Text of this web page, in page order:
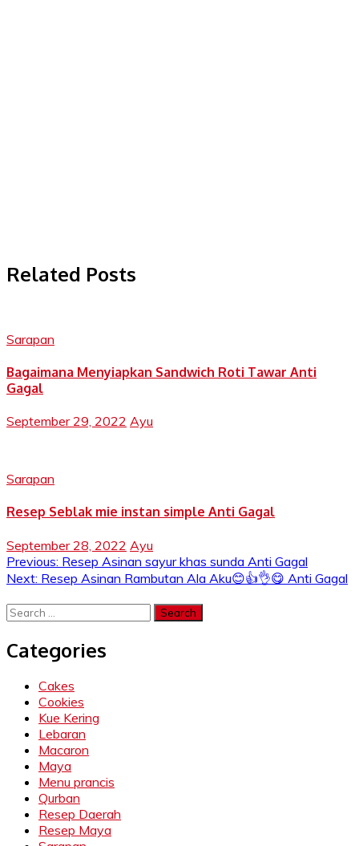
Related Posts
Sarapan
Bagaimana Menyiapkan Sandwich Roti Tawar Anti
Gagal
September 29, 2022 Ayu
Sarapan
Resep Seblak mie instan simple Anti Gagal
September 28, 2022 Ayu
Post
navigation
Previous: Resep Asinan sayur khas sunda Anti Gagal
Next: Resep Asinan Rambutan Ala Aku😊👍👌😋 Anti Gagal
Search
for:
Categories
Cakes
Cookies
Kue Kering
Lebaran
Macaron
Maya
Menu prancis
Qurban
Resep Daerah
Resep Maya